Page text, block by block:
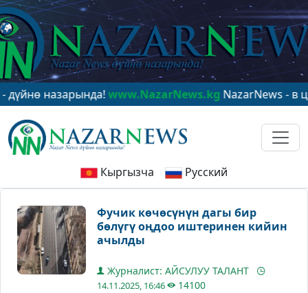
назарында!www.NazarNews.kgNazarNews - в
Кыргызча Русский
Фучик көчөсүнүн дагы бир
бөлүгү оңдоо иштеринен кийин
ачылды
Журналист: АЙСУЛУУ ТАЛАНТ
14.11.2025, 16:46 14100